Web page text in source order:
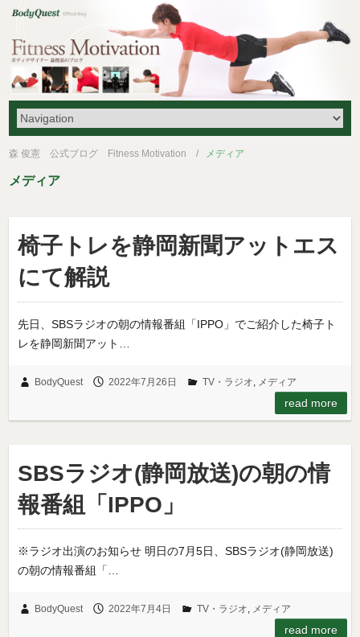
森 俊憲 公式ブログ Fitness Motivation メディア
メディア
椅子トレを静岡新聞アットエス
にて解説
先日、SBSラジオの朝の情報番組「IPPO」でご紹介した椅子ト
レを静岡新聞アット…
BodyQuest 2022年7月26日 TV・ラジオ メディア
read more
SBSラジオ(静岡放送)の朝の情
報番組「IPPO」
※ラジオ出演のお知らせ 明日の7月5日、SBSラジオ(静岡放送)
の朝の情報番組「…
BodyQuest 2022年7月4日 TV・ラジオ メディア
read more